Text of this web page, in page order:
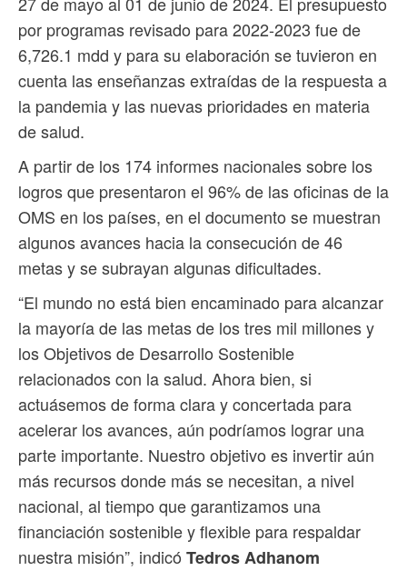
por programas revisado para 2022-2023 fue de
6,726.1 mdd y para su elaboración se tuvieron en
cuenta las enseñanzas extraídas de la respuesta a
la pandemia y las nuevas prioridades en materia
de salud.
A partir de los 174 informes nacionales sobre los
logros que presentaron el 96% de las oficinas de la
OMS en los países, en el documento se muestran
algunos avances hacia la consecución de 46
metas y se subrayan algunas dificultades.
“El mundo no está bien encaminado para alcanzar
la mayoría de las metas de los tres mil millones y
los Objetivos de Desarrollo Sostenible
relacionados con la salud. Ahora bien, si
actuásemos de forma clara y concertada para
acelerar los avances, aún podríamos lograr una
parte importante. Nuestro objetivo es invertir aún
más recursos donde más se necesitan, a nivel
nacional, al tiempo que garantizamos una
financiación sostenible y flexible para respaldar
nuestra misión”, indicó Tedros Adhanom